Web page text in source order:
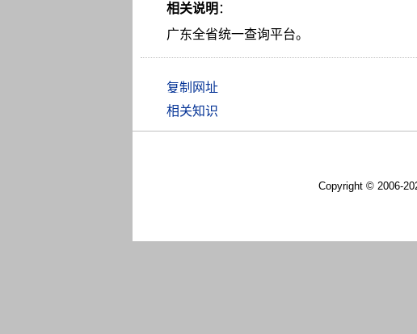
相关说明 ：
广东全省统一查询平台。
相关知识
Copyright © 2006-